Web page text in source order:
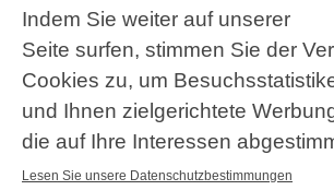
contact@business-science-